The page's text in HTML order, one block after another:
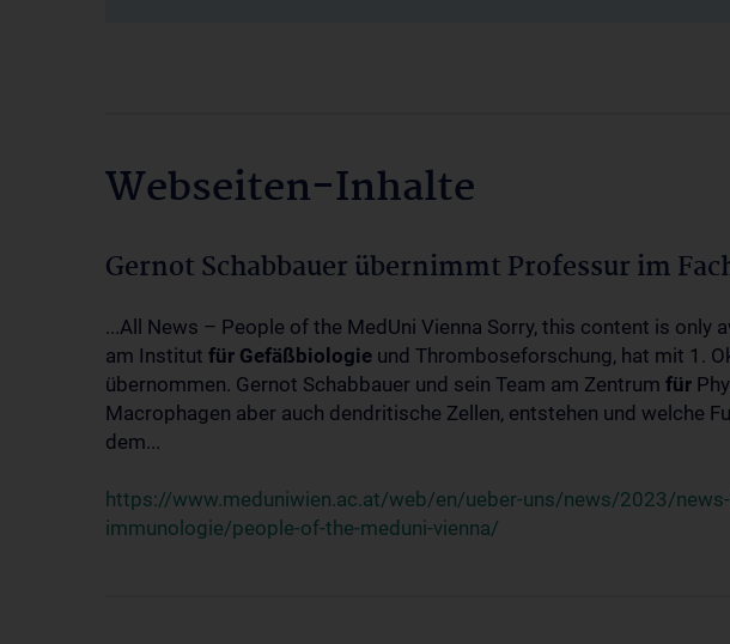
Webseiten-Inhalte
Gernot Schabbauer übernimmt Professur im
...All News – People of the MedUni Vienna Sorry, this content is
am Institut für Gefäßbiologie und Thromboseforschung, hat mit 1.
übernommen. Gernot Schabbauer und sein Team am Zentrum für
Macrophagen aber auch dendritische Zellen, entstehen und welche
dem...
https://www.meduniwien.ac.at/web/en/ueber-uns/news/2023/
immunologie/people-of-the-meduni-vienna/